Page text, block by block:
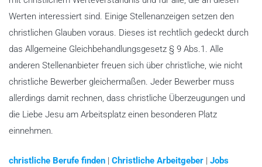
Werten interessiert sind. Einige Stellenanzeigen setzen den
christlichen Glauben voraus. Dieses ist rechtlich gedeckt durch
das Allgemeine Gleichbehandlungsgesetz § 9 Abs.1. Alle
anderen Stellenanbieter freuen sich über christliche, wie nicht
christliche Bewerber gleichermaßen. Jeder Bewerber muss
allerdings damit rechnen, dass christliche Überzeugungen und
die Liebe Jesu am Arbeitsplatz einen besonderen Platz
einnehmen.
christliche Berufe finden | Christliche Arbeitgeber | Jobs